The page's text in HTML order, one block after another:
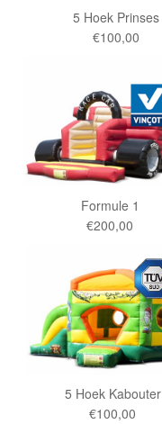
5 Hoek Prinses
€100,00
Formule 1
€200,00
5 Hoek Kabouter
€100,00